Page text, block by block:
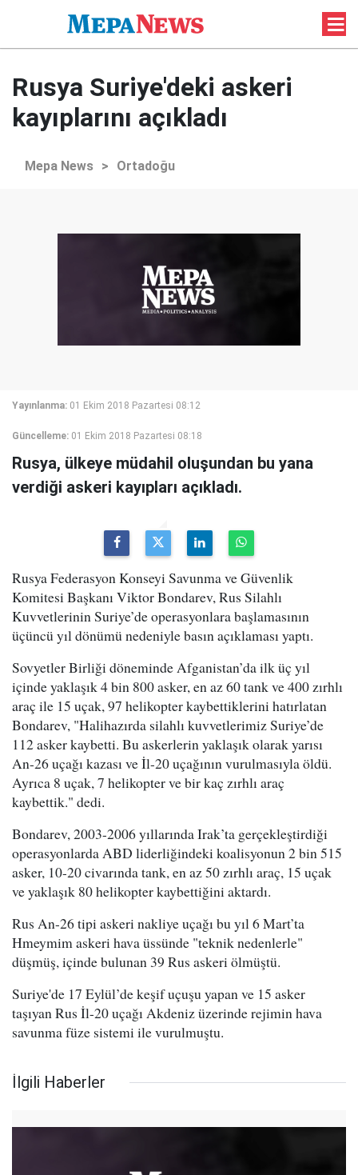
Rusya Suriye'deki askeri
kayıplarını açıkladı
Mepa News > Ortadoğu
Yayınlanma: 01 Ekim 2018 Pazartesi 08:12
Güncelleme: 01 Ekim 2018 Pazartesi 08:18
Rusya, ülkeye müdahil oluşundan bu yana
verdiği askeri kayıpları açıkladı.
Rusya Federasyon Konseyi Savunma ve Güvenlik
Komitesi Başkanı Viktor Bondarev, Rus Silahlı
Kuvvetlerinin Suriye’de operasyonlara başlamasının
üçüncü yıl dönümü nedeniyle basın açıklaması yaptı.
Sovyetler Birliği döneminde Afganistan’da ilk üç yıl
içinde yaklaşık 4 bin 800 asker, en az 60 tank ve 400 zırhlı
araç ile 15 uçak, 97 helikopter kaybettiklerini hatırlatan
Bondarev, "Halihazırda silahlı kuvvetlerimiz Suriye’de
112 asker kaybetti. Bu askerlerin yaklaşık olarak yarısı
An-26 uçağı kazası ve İl-20 uçağının vurulmasıyla öldü.
Ayrıca 8 uçak, 7 helikopter ve bir kaç zırhlı araç
kaybettik." dedi.
Bondarev, 2003-2006 yıllarında Irak’ta gerçekleştirdiği
operasyonlarda ABD liderliğindeki koalisyonun 2 bin 515
asker, 10-20 civarında tank, en az 50 zırhlı araç, 15 uçak
ve yaklaşık 80 helikopter kaybettiğini aktardı.
Rus An-26 tipi askeri nakliye uçağı bu yıl 6 Mart’ta
Hmeymim askeri hava üssünde "teknik nedenlerle"
düşmüş, içinde bulunan 39 Rus askeri ölmüştü.
Suriye'de 17 Eylül’de keşif uçuşu yapan ve 15 asker
taşıyan Rus İl-20 uçağı Akdeniz üzerinde rejimin hava
savunma füze sistemi ile vurulmuştu.
İlgili Haberler